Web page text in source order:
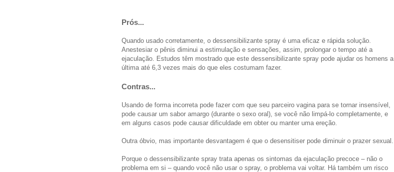
Prós...
Quando usado corretamente, o dessensibilizante spray é uma eficaz e rápida solução.
Anestesiar o pênis diminui a estimulação e sensações, assim, prolongar o tempo até a
ejaculação. Estudos têm mostrado que este dessensibilizante spray pode ajudar os homens a
última até 6,3 vezes mais do que eles costumam fazer.
Contras...
Usando de forma incorreta pode fazer com que seu parceiro vagina para se tornar insensível,
pode causar um sabor amargo (durante o sexo oral), se você não limpá-lo completamente, e
em alguns casos pode causar dificuldade em obter ou manter uma ereção.
Outra óbvio, mas importante desvantagem é que o desensitiser pode diminuir o prazer sexual.
Porque o dessensibilizante spray trata apenas os sintomas da ejaculação precoce – não o
problema em si – quando você não usar o spray, o problema vai voltar. Há também um risco